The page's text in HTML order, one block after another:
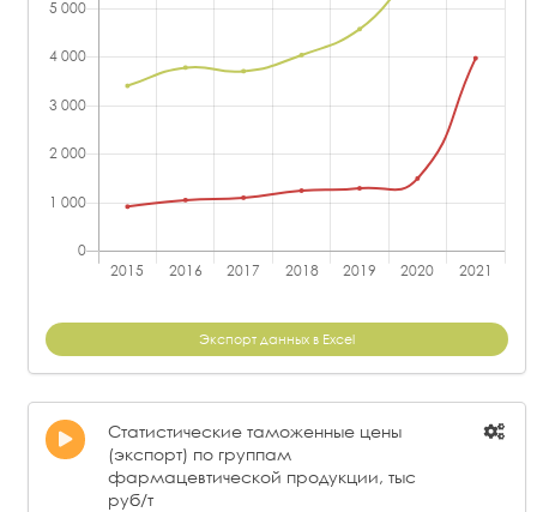
Экспорт данных в Excel
Статистические таможенные цены
(экспорт) по группам
фармацевтической продукции, тыс
руб/т